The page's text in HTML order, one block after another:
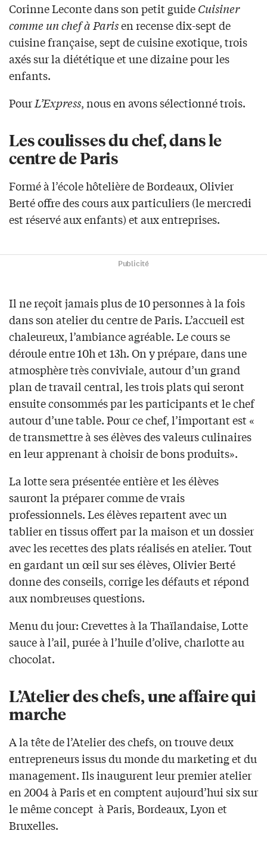
Corinne Leconte dans son petit guideCuisiner
comme un chef à Parisen recense dix-sept de
cuisine française, sept de cuisine exotique, trois
axés sur la diététique et une dizaine pour les
enfants.
PourL’Express, nous en avons sélectionné trois.
Les coulisses du chef, dans le
centre de Paris
Formé à l’école hôtelière de Bordeaux, Olivier
Berté offre des cours aux particuliers (le mercredi
est réservé aux enfants) et aux entreprises.
Publicité
Il ne reçoit jamais plus de 10 personnes à la fois
dans son atelier du centre de Paris. L’accueil est
chaleureux, l’ambiance agréable. Le cours se
déroule entre 10h et 13h. On y prépare, dans une
atmosphère très conviviale, autour d’un grand
plan de travail central, les trois plats qui seront
ensuite consommés par les participants et le chef
autour d’une table. Pour ce chef, l’important est «
de transmettre à ses élèves des valeurs culinaires
en leur apprenant à choisir de bons produits».
La lotte sera présentée entière et les élèves
sauront la préparer comme de vrais
professionnels. Les élèves repartent avec un
tablier en tissus offert par la maison et un dossier
avec les recettes des plats réalisés en atelier. Tout
en gardant un œil sur ses élèves, Olivier Berté
donne des conseils, corrige les défauts et répond
aux nombreuses questions.
Menu du jour: Crevettes à la Thaïlandaise, Lotte
sauce à l’ail, purée à l’huile d’olive, charlotte au
chocolat.
L’Atelier des chefs, une affaire qui
marche
A la tête de l’Atelier des chefs, on trouve deux
entrepreneurs issus du monde du marketing et du
management. Ils inaugurent leur premier atelier
en 2004 à Paris et en comptent aujourd’hui six sur
le même concept à Paris, Bordeaux, Lyon et
Bruxelles.